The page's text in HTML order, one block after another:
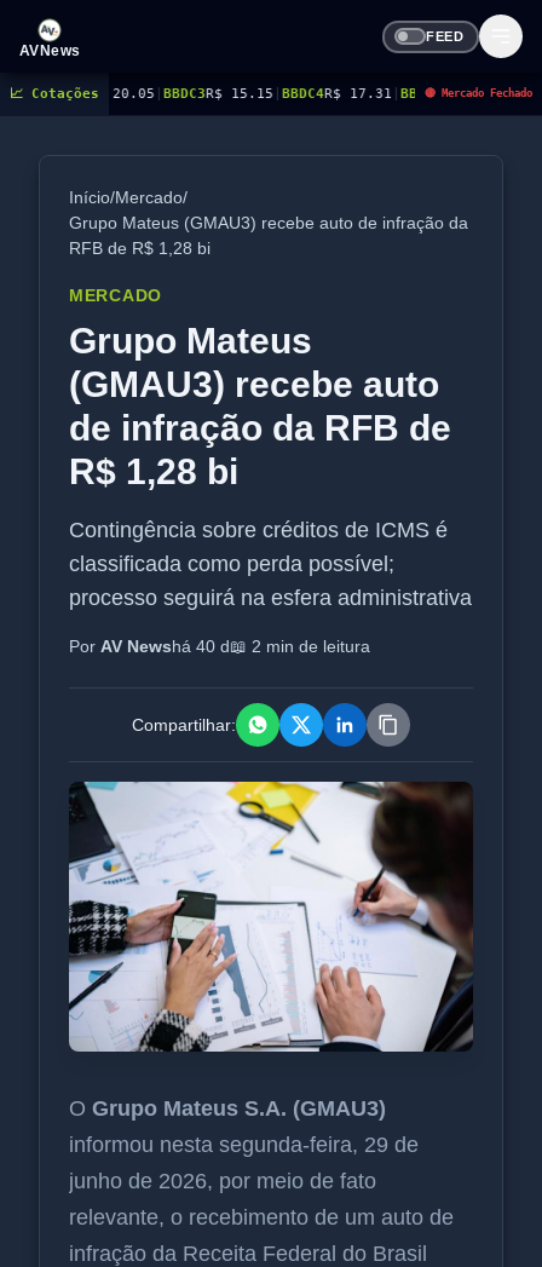
AVNews
FEED
📈 Cotações
R$ 20.05|BBDC3R$ 15.15|BBDC4R$ 17.31|BBSE3R$ 38.38 |BEES3R$ 8.78
🔴 Mercado Fechado
Início/Mercado/
Grupo Mateus (GMAU3) recebe auto de infração da
RFB de R$ 1,28 bi
MERCADO
Grupo Mateus
(GMAU3) recebe auto
de infração da RFB de
R$ 1,28 bi
Contingência sobre créditos de ICMS é
classificada como perda possível;
processo seguirá na esfera administrativa
Por AV Newshá 40 d📖 2 min de leitura
Compartilhar:
O Grupo Mateus S.A. (GMAU3)
informou nesta segunda-feira, 29 de
junho de 2026, por meio de fato
relevante, o recebimento de um auto de
infração da Receita Federal do Brasil